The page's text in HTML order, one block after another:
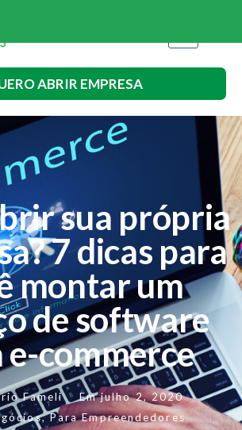
ABRIR EMPRESA
sua própria
7 dicas para
montar um
de software
e-commerce
Fameli Em julho 2, 2020
,Para Empreendedores